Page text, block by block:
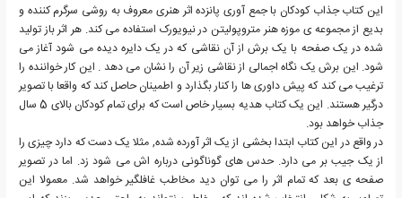
این کتاب جذاب کودکان با جمع آوری پانزده اثر هنری معروف به روشی سرگرم کننده و
بدیع از مجموعه ی موزه هنر متروپولیتن در نیویورک استفاده می کند. هر اثر باز تولید
شده در یک صفحه با یک برش از آن نقاشی که در یک دایره دیده می شود آغاز می
شود. این برش یک نگاه اجمالی از نقاشی زیر آن را نشان می دهد . این کار خواننده را
ترغیب می کند که پیش داوری ها را کنار بگذارد و اطمینان حاصل کند که واقعا با تصویر
درگیر هستند. این یک کتاب هدیه بسیار خاص است که برای تمام کودکان بالای 5 سال
جذاب خواهد بود.
در واقع در این کتاب ابتدا بخشی از یک اثر آورده شده, مثلا یک دست که دارد چیزی را
از یک جیب بر می دارد. حدس های گوناگونی درباره اش می شود زد. اما در تصویر
صفحه ی بعد که تمام اثر را می توان دید مخاطب غافلگیر خواهد شد. معمولا این